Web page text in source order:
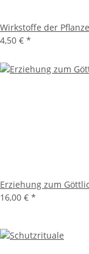
Wirkstoffe der
4,50 € *
Erziehung zum
16,00 € *